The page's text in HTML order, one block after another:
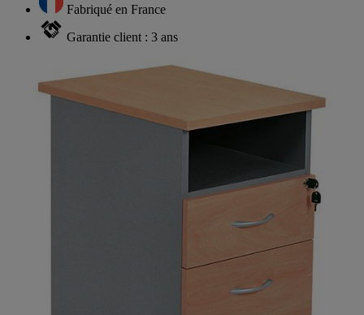
Fabriqué en France
Garantie client : 3 ans